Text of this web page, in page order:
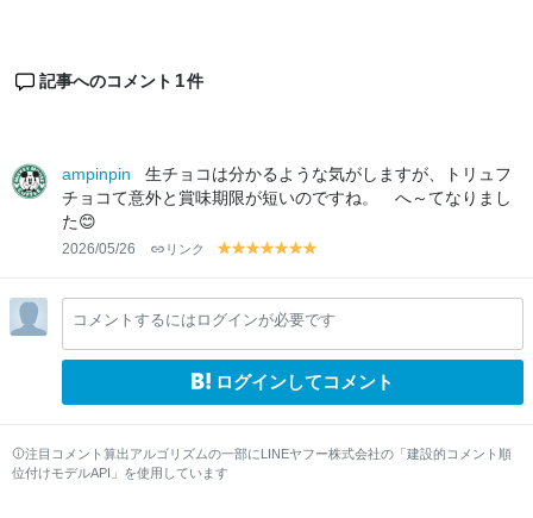
記事へのコメント 1件
ampinpin
生チョコは分かるような気がしますが、トリュフ
チョコて意外と賞味期限が短いのですね。 へ～てなりまし
た😊
2026/05/26 リンク
y
lo
w
y
lo
w
y
lo
w
y
lo
w
y
lo
w
y
lo
w
lo
w
コメントするにはログインが必要です
ログインしてコメント
注目コメント算出アルゴリズムの一部にLINEヤフー株式会社の「建設的コメント順
位付けモデルAPI」を使用しています